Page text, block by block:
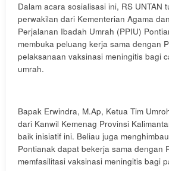
Dalam acara sosialisasi ini, RS UNTAN
perwakilan dari Kementerian Agama
Perjalanan Ibadah Umrah (PPIU)
membuka peluang kerja sama dengan
pelaksanaan vaksinasi meningitis bagi
umrah.
Bapak Erwindra, M.Ap, Ketua Tim
dari Kanwil Kemenag Provinsi
baik inisiatif ini. Beliau juga
Pontianak dapat bekerja sama dengan
memfasilitasi vaksinasi meningitis bagi